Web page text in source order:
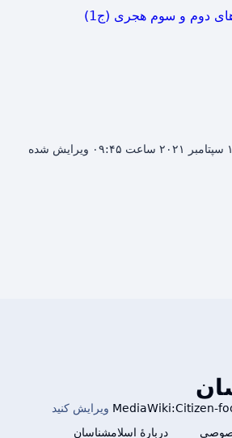
دوم و سوم هجری (ج1)
این صفحه آخرین‌بار در ۱۹ سپتامبر ۲۰۲۱ ساعت ۰۹:۴۵ ویرایش شده
MediaWiki:Citizen- ویرایش کنید
دربارهٔ اسلامشناسان